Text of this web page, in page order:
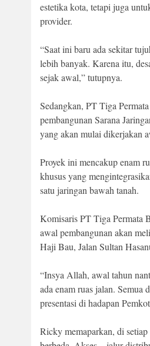
estetika kota, tetapi juga
provider.
“Saat ini baru ada sekitar
lebih banyak. Karena itu,
sejak awal,” tutupnya.
Sedangkan, PT Tiga
pembangunan Sarana
yang akan mulai dikerjakan
Proyek ini mencakup enam
khusus yang
satu jaringan bawah tanah.
Komisaris PT Tiga Permata
awal pembangunan akan
Haji Bau, Jalan Sultan
“Insya Allah, awal tahun
ada enam ruas jalan. Semua
presentasi di hadapan
Ricky memaparkan, di